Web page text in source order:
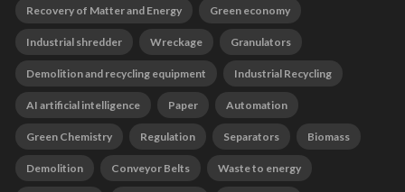
Recovery of Matter and Energy Green economy
Industrial shredder Wreckage Granulators
Demolition and recycling equipment Industrial Recycling
AI artificial intelligence Paper Automation
Green Chemistry Regulation Separators Biomass
Demolition Conveyor Belts Waste to energy